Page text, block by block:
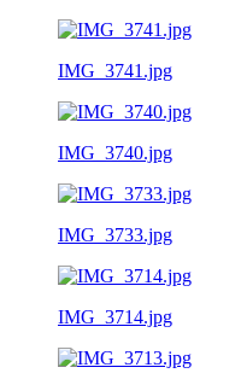
IMG_3741.jpg
IMG_3740.jpg
IMG_3733.jpg
IMG_3714.jpg